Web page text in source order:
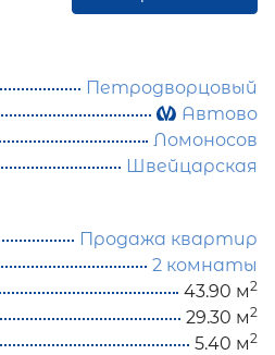
Петродворцовый
Автово
Ломоносов
Швейцарская
Продажа квартир
2 комнаты
43.90 м2
29.30 м2
5.40 м2